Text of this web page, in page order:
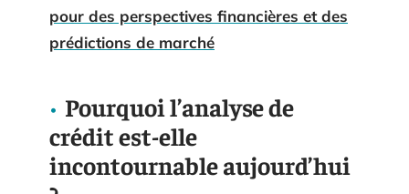
pour des perspectives financières et des
prédictions de marché
Pourquoi l’analyse de
crédit est-elle
incontournable aujourd’hui